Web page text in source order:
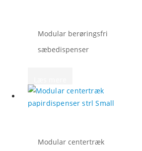
Modular berøringsfri
sæbedispenser
Modular centertræk